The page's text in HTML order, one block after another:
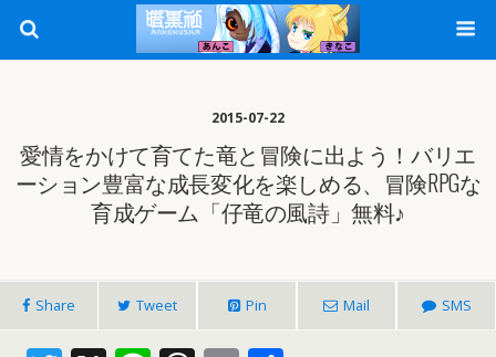
2015-07-22
愛情をかけて育てた竜と冒険に出よう！バリエ
ーション豊富な成長変化を楽しめる、冒険RPGな
育成ゲーム「仔竜の風詩」無料♪
Share Tweet Pin Mail SMS